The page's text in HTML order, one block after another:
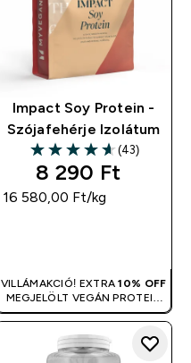
Impact Soy Protein -
Szójafehérje Izolátum
4.63 out of 5 stars
(43)
8 290 Ft‎
16 580,00 Ft‎/kg
VILLÁMAKCIÓ! EXTRA10% OFF
MEGJELÖLT VEGÁN PROTEIN
TERMÉKEKRE 2DB FELETT |